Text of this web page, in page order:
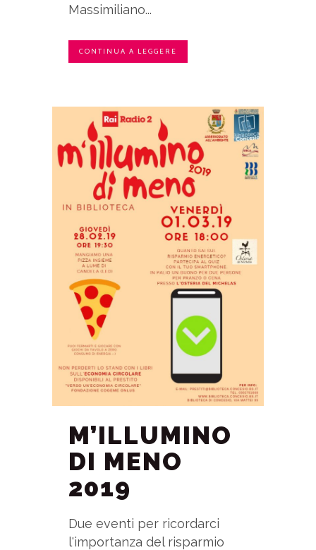
Massimiliano...
CONTINUA A LEGGERE
M’ILLUMINO
DI MENO
2019
Due eventi per ricordarci
l'importanza del risparmio